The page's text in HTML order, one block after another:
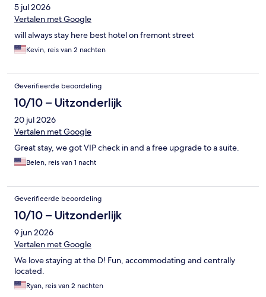
5 jul 2026
Vertalen met Google
will always stay here best hotel on fremont street
Kevin, reis van 2 nachten
Geverifieerde beoordeling
10/10 – Uitzonderlijk
20 jul 2026
Vertalen met Google
Great stay, we got VIP check in and a free upgrade to a suite.
Belen, reis van 1 nacht
Geverifieerde beoordeling
10/10 – Uitzonderlijk
9 jun 2026
Vertalen met Google
We love staying at the D! Fun, accommodating and centrally
located.
Ryan, reis van 2 nachten